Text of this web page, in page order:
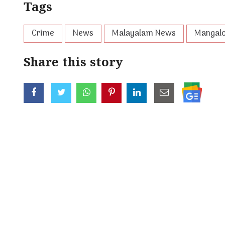
Tags
Crime News Malayalam News
Share this story